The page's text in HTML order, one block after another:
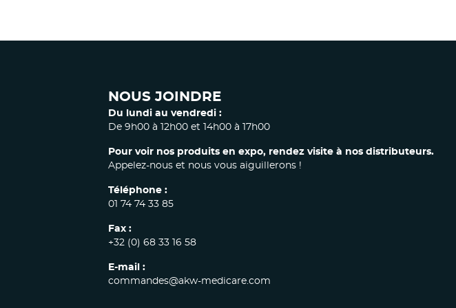
NOUS JOINDRE
Du lundi au vendredi :
De 9h00 à 12h00 et 14h00 à 17h00
Pour voir nos produits en expo, rendez visite à nos distributeurs.
Appelez-nous et nous vous aiguillerons !
Téléphone :
01 74 74 33 85
Fax :
+32 (0) 68 33 16 58
E-mail :
commandes@akw-medicare.com